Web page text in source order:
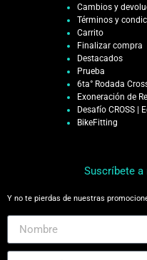
Cambios y
Términos y
Carrito
Finalizar compra
Destacados
Prueba
6ta° Rodada
Exoneración de
Desafío CROSS |
BikeFitting
Suscríbete
Y no te pierdas de nuestras